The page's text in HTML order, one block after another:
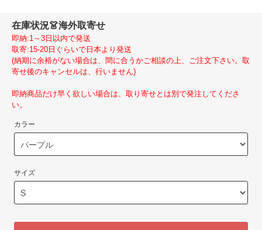
在庫状況👗海外取寄せ
即納:1～3日以内で発送
取寄:15-20日ぐらいで日本より発送
(納期に余裕がない場合は、間に合うかご相談の上、ご注文下さい。取
寄せ後のキャンセルは、行いません)
即納商品だけ早く欲しい場合は、取り寄せとは別で発注してくださ
い。
カラー
サイズ